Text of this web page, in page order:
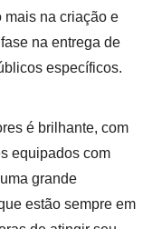
mais na criação e
na entrega de
específicos.
é brilhante, com
equipados com
grande
estão sempre em